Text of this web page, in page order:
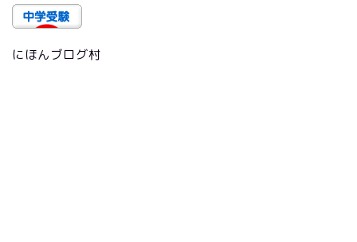
にほんブログ村